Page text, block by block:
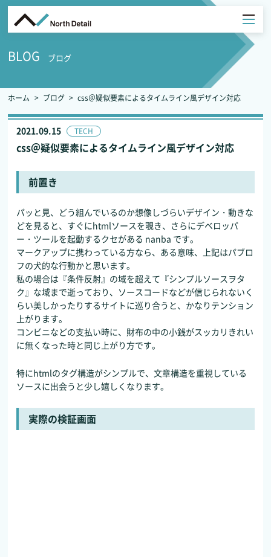
BLOG ブログ
ホーム ブログ css＠疑似要素によるタイムライン風デザイン対応
2021.09.15 TECH
css＠疑似要素によるタイムライン風デザイン対応
前置き
パッと見、どう組んでいるのか想像しづらいデザイン・動きな
どを見ると、すぐにhtmlソースを覗き、さらにデベロッパ
ー・ツールを起動するクセがある nanba です。
マークアップに携わっている方なら、ある意味、上記はパブロ
フの犬的な行動かと思います。
私の場合は『条件反射』の域を超えて『シンプルソースヲタ
ク』な域まで逝っており、ソースコードなどが信じられないく
らい美しかったりするサイトに巡り合うと、かなりテンション
上がります。
コンビニなどの支払い時に、財布の中の小銭がスッカリきれい
に無くなった時と同じ上がり方です。
特にhtmlのタグ構造がシンプルで、文章構造を重視している
ソースに出会うと少し嬉しくなります。
実際の検証画面